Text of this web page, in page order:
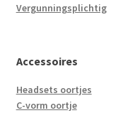
Vergunningsplichtig
Accessoires
Headsets oortjes
C-vorm oortje